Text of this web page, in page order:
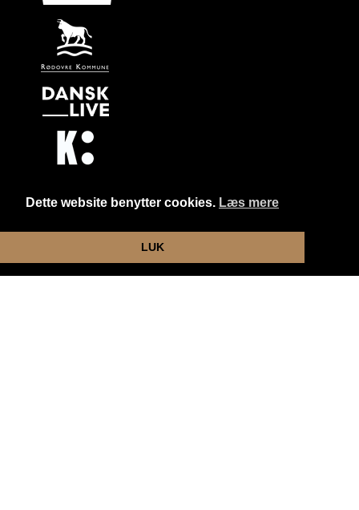
Dette website benytter cookies. Læs mere
LUK